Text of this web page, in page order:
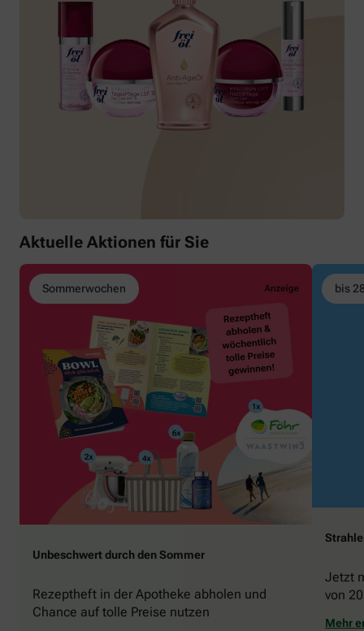
Aktuelle Aktionen für Sie
Sommerwochen
Unbeschwert durch den Sommer
Rezeptheft in der Apotheke abholen und
Chance auf tolle Preise nutzen
bis
Jetzt
von
Mehr